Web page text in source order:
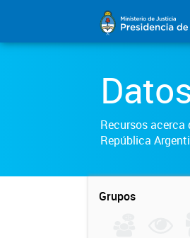
Recursos
República
Grupos